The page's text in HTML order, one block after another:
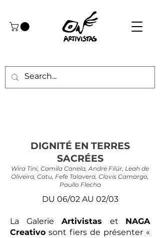
DIGNITÉ EN TERRES
SACRÉES
Wira Tini, Camila Canela, Andre Filúr, Leah de
Oliveira, Catu, Fefe Talavera, Clovis Camargo,
Paullo Flecha
DU 06/02 AU 02/03
La Galerie Artivistas et NAGA
Creativo sont fiers de présenter «